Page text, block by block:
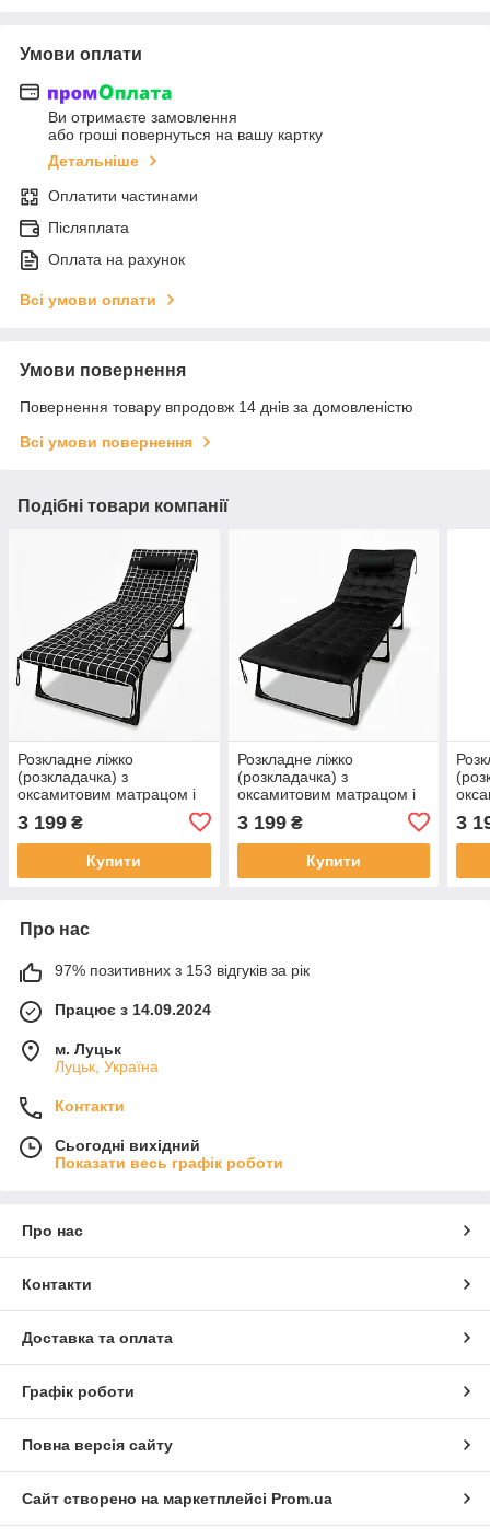
Умови оплати
Ви отримаєте замовлення
або гроші повернуться на вашу картку
Детальніше
Оплатити частинами
Післяплата
Оплата на рахунок
Всі умови оплати
Умови повернення
Повернення товару впродовж 14 днів за домовленістю
Всі умови повернення
Подібні товари компанії
Розкладне ліжко
(розкладачка) з
оксамитовим матрацом і
подушкою LEOBRO (LB-
FB-B3-PAT)
3 199 ₴
Купити
Розкладне ліжко
(розкладачка) з
оксамитовим матрацом і
подушкою LEOBRO Black
(LB-FB-A3-BLK)
3 199₴
Купити
(LB-
3
Про нас
97% позитивних з 153 відгуків за рік
Працює з 14.09.2024
м. Луцьк
Луцьк, Україна
Контакти
Сьогодні вихідний
Показати весь графік роботи
Про нас
Контакти
Доставка та оплата
Графік роботи
Повна версія сайту
Сайт створено на маркетплейсі Prom.ua